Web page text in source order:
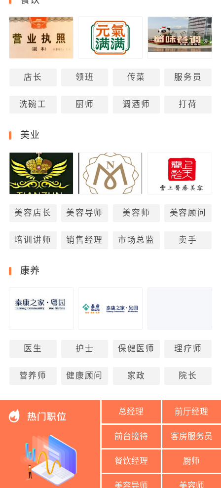
店长 领班 传菜 服务员
洗碗工 厨师 调酒师 打荷
美业
美容店长 美容导师 美容师 美容顾问
培训讲师 销售经理 市场总监 卖手
康养
医生 护士 保健医师 理疗师
营养师 健康顾问 家政 院长
总经理 前厅经理
前台接待 客房服务员
餐饮经理 厨师
美容导师 美容师